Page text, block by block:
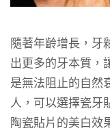
隨著年齡增長，牙
出更多的牙本質，
是無法阻止的自然
人，可以選擇瓷牙
陶瓷貼片的美白效